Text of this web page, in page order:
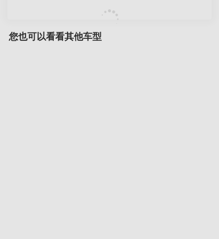
您也可以看看其他车型